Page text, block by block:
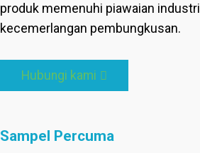
produk memenuhi piawaian
kecemerlangan pembungkusan.
Hubungi kami
Sampel Percuma